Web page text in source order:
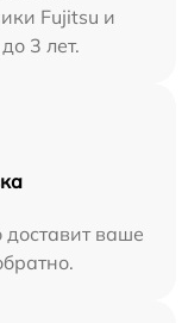
Fujitsu и
3 лет.
ваше